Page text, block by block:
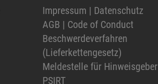
Impressum | Datenschutz
AGB | Code of Conduct
Beschwerdeverfahren
(Lieferkettengesetz)
Meldestelle für Hinweisgeber
PSIRT